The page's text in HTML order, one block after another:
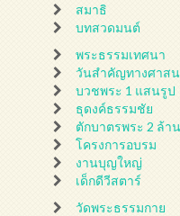
สมาธิ
บทสวดมนต์
พระธรรมเทศนา
วันสำคัญทางศาส
บวชพระ 1 แสนรูป
ธุดงค์ธรรมชัย
ตักบาตรพระ 2 ล้า
โครงการอบรม
งานบุญใหญ่
เด็กดีวีสตาร์
วัดพระธรรมกาย